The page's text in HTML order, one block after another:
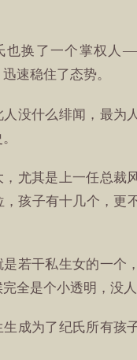
也换了一个掌权人
速稳住了态势。
人没什么绯闻，最为
，尤其是上一任总裁
，孩子有十几个，更
是若干私生女的一个
全是个小透明，没人
生成为了纪氏所有孩